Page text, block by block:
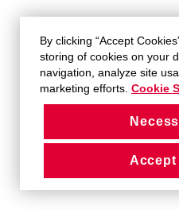
By clicking “Accept
storing of cookies on your
navigation, analyze site
marketing efforts. Cookie
Accept